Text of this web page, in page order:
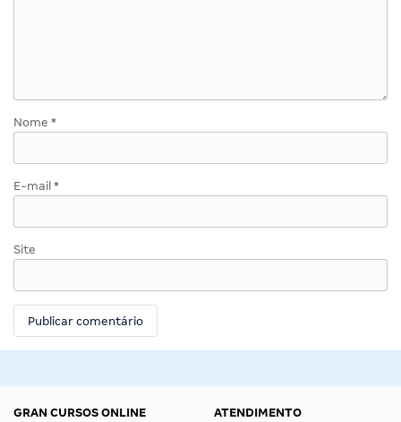
Nome *
E-mail *
Site
GRAN CURSOS ONLINE
ATENDIMENTO